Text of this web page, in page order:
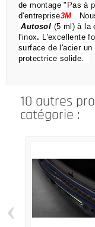
de montage "Pas à
d'entreprise3M .
Autosol (5 ml) à la
l'inox. L'excellente
surface de l'acier
protectrice solide.
10 autres
catégorie :
‹